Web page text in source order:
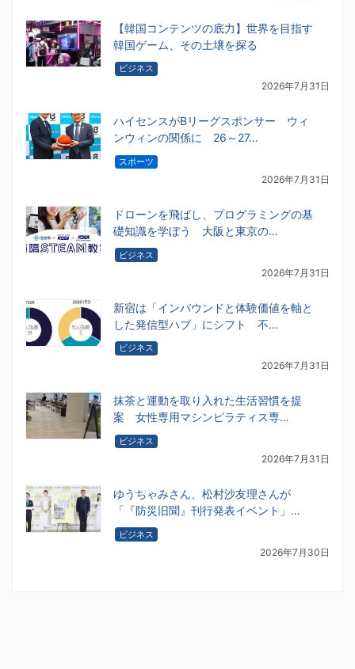
【韓国コンテンツの底力】世界を目指す
韓国ゲーム、その土壌を探る
ビジネス
2026年7月31日
ハイセンスがBリーグスポンサー ウィ
ンウィンの関係に 26～27…
スポーツ
2026年7月31日
ドローンを飛ばし、プログラミングの基
礎知識を学ぼう 大阪と東京の…
ビジネス
2026年7月31日
新宿は「インバウンドと体験価値を軸と
した発信型ハブ」にシフト 不…
ビジネス
2026年7月31日
抹茶と運動を取り入れた生活習慣を提
案 女性専用マシンピラティス専…
ビジネス
2026年7月31日
ゆうちゃみさん、松村沙友理さんが
「『防災旧聞』刊行発表イベント」…
ビジネス
2026年7月30日